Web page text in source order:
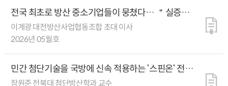
전국 최초로 방산 중소기업들이 뭉쳤다… ＂실증
테스트 환경 확대와 군의 시범구매 제도 도입이
해법입니다＂
이계광 대전방산사업협동조합 초대 이사
2026년 05월호
민간 첨단기술을 국방에 신속 적용하는 ‘스핀온‘ 전략
전면 도입해야
장원준 전북대 첨단방산학과 교수